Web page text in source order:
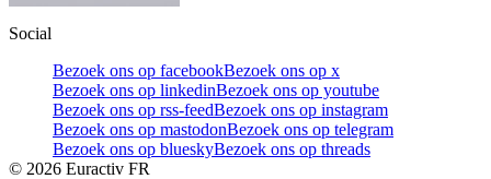
Social
Bezoek ons op facebookBezoek ons op x
Bezoek ons op linkedinBezoek ons op youtube
Bezoek ons op rss-feedBezoek ons op instagram
Bezoek ons op mastodonBezoek ons op telegram
Bezoek ons op blueskyBezoek ons op threads
© 2026 Euractiv FR